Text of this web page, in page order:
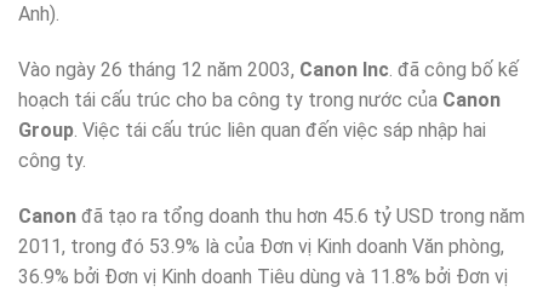
Anh).
Vào ngày 26 tháng 12 năm 2003, Canon Inc. đã công bố kế
hoạch tái cấu trúc cho ba công ty trong nước của Canon
Group. Việc tái cấu trúc liên quan đến việc sáp nhập hai
công ty.
Canon đã tạo ra tổng doanh thu hơn 45.6 tỷ USD trong năm
2011, trong đó 53.9% là của Đơn vị Kinh doanh Văn phòng,
36.9% bởi Đơn vị Kinh doanh Tiêu dùng và 11.8% bởi Đơn vị